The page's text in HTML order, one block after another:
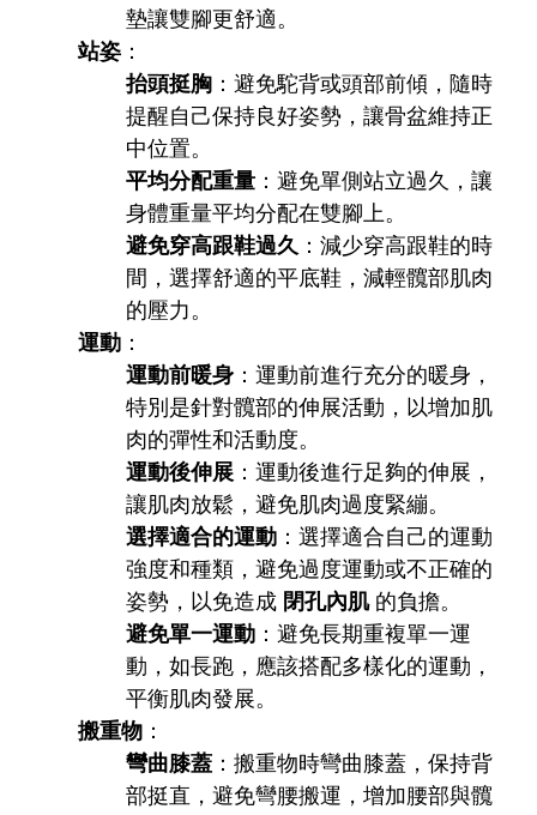
墊讓雙腳更舒適。
站姿 ：
抬頭挺胸 ：避免駝背或頭部前傾，隨時
提醒自己保持良好姿勢，讓骨盆維持正
中位置。
平均分配重量 ：避免單側站立過久，讓
身體重量平均分配在雙腳上。
避免穿高跟鞋過久 ：減少穿高跟鞋的時
間，選擇舒適的平底鞋，減輕髖部肌肉
的壓力。
運動 ：
運動前暖身 ：運動前進行充分的暖身，
特別是針對髖部的伸展活動，以增加肌
肉的彈性和活動度。
運動後伸展 ：運動後進行足夠的伸展，
讓肌肉放鬆，避免肌肉過度緊繃。
選擇適合的運動 ：選擇適合自己的運動
強度和種類，避免過度運動或不正確的
姿勢，以免造成 閉孔內肌的負擔。
避免單一運動 ：避免長期重複單一運
動，如長跑，應該搭配多樣化的運動，
平衡肌肉發展。
搬重物 ：
彎曲膝蓋 ：搬重物時彎曲膝蓋，保持背
部挺直，避免彎腰搬運，增加腰部與髖